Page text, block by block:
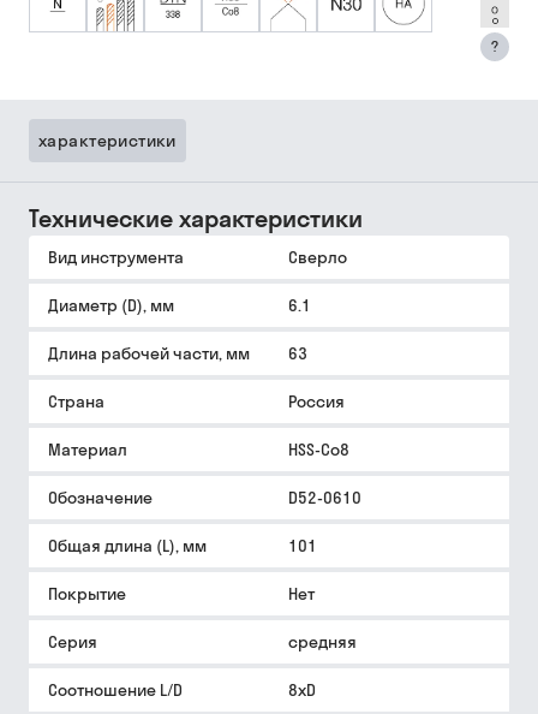
?
характеристики
Технические характеристики
Вид инструмента Сверло
Диаметр (D), мм 6.1
Длина рабочей части, мм 63
Страна Россия
Материал HSS-Co8
Обозначение D52-0610
Общая длина (L), мм 101
Покрытие Нет
Серия средняя
Соотношение L/D 8xD